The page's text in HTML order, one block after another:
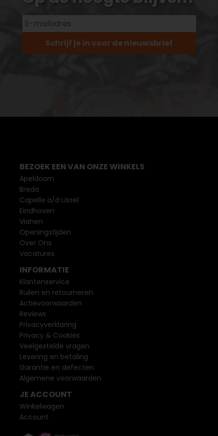
Schrijf je in voor de nieuwsbrief
BEZOEK EEN VAN ONZE WINKELS
Apeldoorn
Breda
Capelle a/d IJssel
Eindhoven
Vianen
Openingstijden
Over Ons
Vacatures
INFORMATIE
Klantenservice
Ruilen en retourneren
Actievoorwaarden
Reviews
Privacyverklaring
Privacy & Cookies
Veelgestelde vragen
Levering en betaling
Garantie en defecten
Algemene voorwaarden
JE ACCOUNT
Winkelwagen
Account